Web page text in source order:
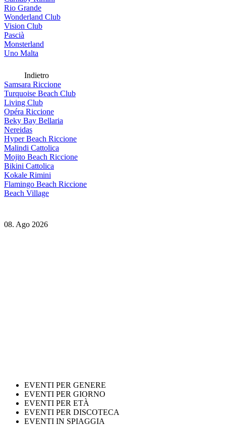
Rio Grande
Wonderland Club
Vision Club
Pascià
Monsterland
Uno Malta
Indietro
Samsara Riccione
Turquoise Beach Club
Living Club
Opéra Riccione
Beky Bay Bellaria
Nereidas
Hyper Beach Riccione
Malindi Cattolica
Mojito Beach Riccione
Bikini Cattolica
Kokale Rimini
Flamingo Beach Riccione
Beach Village
08. Ago 2026
EVENTI PER GENERE
EVENTI PER GIORNO
EVENTI PER ETÀ
EVENTI PER DISCOTECA
EVENTI IN SPIAGGIA